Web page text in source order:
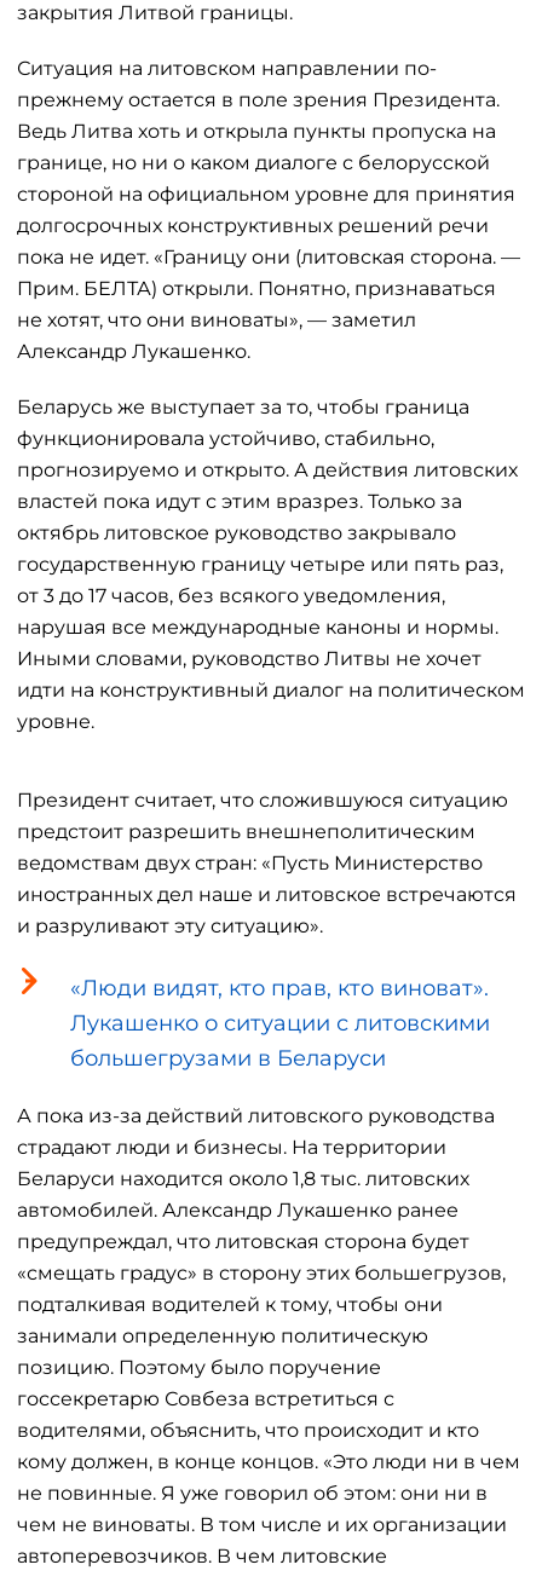
закрытия Литвой границы.
Ситуация на литовском направлении по-
прежнему остается в поле зрения Президента.
Ведь Литва хоть и открыла пункты пропуска на
границе, но ни о каком диалоге с белорусской
стороной на официальном уровне для принятия
долгосрочных конструктивных решений речи
пока не идет. «Границу они (литовская сторона. —
Прим. БЕЛТА) открыли. Понятно, признаваться
не хотят, что они виноваты», — заметил
Александр Лукашенко.
Беларусь же выступает за то, чтобы граница
функционировала устойчиво, стабильно,
прогнозируемо и открыто. А действия литовских
властей пока идут с этим вразрез. Только за
октябрь литовское руководство закрывало
государственную границу четыре или пять раз,
от 3 до 17 часов, без всякого уведомления,
нарушая все международные каноны и нормы.
Иными словами, руководство Литвы не хочет
идти на конструктивный диалог на политическом
уровне.
Президент считает, что сложившуюся ситуацию
предстоит разрешить внешнеполитическим
ведомствам двух стран: «Пусть Министерство
иностранных дел наше и литовское встречаются
и разруливают эту ситуацию».
«Люди видят, кто прав, кто виноват».
Лукашенко о ситуации с литовскими
большегрузами в Беларуси
А пока из-за действий литовского руководства
страдают люди и бизнесы. На территории
Беларуси находится около 1,8 тыс. литовских
автомобилей. Александр Лукашенко ранее
предупреждал, что литовская сторона будет
«смещать градус» в сторону этих большегрузов,
подталкивая водителей к тому, чтобы они
занимали определенную политическую
позицию. Поэтому было поручение
госсекретарю Совбеза встретиться с
водителями, объяснить, что происходит и кто
кому должен, в конце концов. «Это люди ни в чем
не повинные. Я уже говорил об этом: они ни в
чем не виноваты. В том числе и их организации
автоперевозчиков. В чем литовские